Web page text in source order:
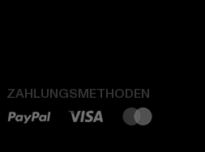
ZAHLUNGSMETHODEN